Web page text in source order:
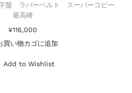
盤 ラバーベルト スーパーコピー
最高峰
¥116,000
買い物カゴに追加
Add to Wishlist